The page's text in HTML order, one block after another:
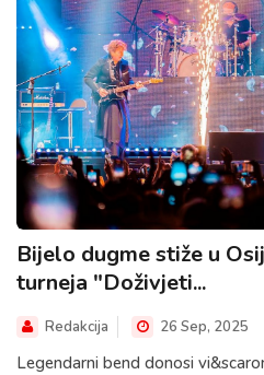
Bijelo dugme stiže u
turneja "Doživjeti...
Redakcija 26 Sep, 2025
Legendarni bend donosi